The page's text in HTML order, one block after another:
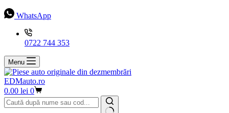
WhatsApp
0722 744 353
Menu
EDMauto.ro
Coș
de
cumpărături
0.00 lei 0